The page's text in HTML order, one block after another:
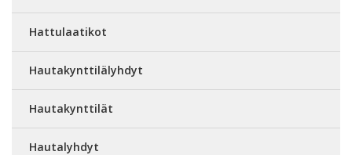
Hattulaatikot
Hautakynttilälyhdyt
Hautakynttilät
Hautalyhdyt